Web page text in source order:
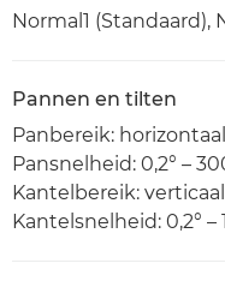
Normal1 (Standaard),
Pannen en tilten
Panbereik: horizontaal
Pansnelheid: 0,2° –
Kantelbereik: verticaal
Kantelsnelheid: 0,2° –